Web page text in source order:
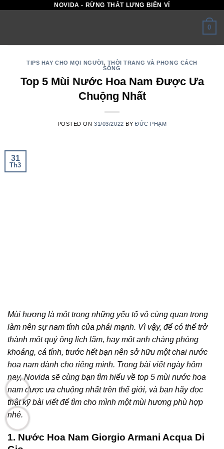
NOVIDA - RỪNG THẮT LƯNG BIỂN VÍ
0
TIPS HAY CHO MỌI NGƯỜI, THỜI TRANG VÀ PHONG CÁCH
SỐNG
Top 5 Mùi Nước Hoa Nam Được Ưa
Chuộng Nhất
POSTED ON31/03/2022 BY ĐỨC PHẠM
31
Th3
Mùi hương là một trong những yếu tố vô cùng quan trọng
làm nên sự nam tính của phái mạnh. Vì vậy, để có thể trở
thành một quý ông lịch lãm, hay một anh chàng phóng
khoáng, cá tính, trước hết bạn nên sở hữu một chai nước
hoa nam dành cho riêng mình. Trong bài viết ngày hôm
nay, Novida sẽ cùng bạn tìm hiểu về top 5 mùi nước hoa
nam được ưa chuộng nhất trên thế giới, và bạn hãy đọc
thật kỹ bài viết để tìm cho mình một mùi hương phù hợp
nhé.
1. Nước Hoa Nam Giorgio Armani Acqua Di